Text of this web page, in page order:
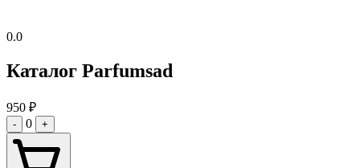
0.0
Каталог Parfumsad
950 ₽
- 0 +